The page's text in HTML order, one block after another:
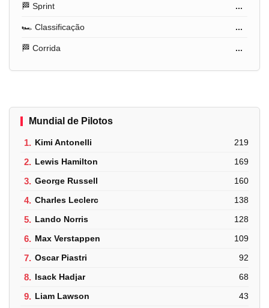
🏁 Sprint ...
🏎️ Classificação ...
🏁 Corrida ...
Mundial de Pilotos
1. Kimi Antonelli 219
2. Lewis Hamilton 169
3. George Russell 160
4. Charles Leclerc 138
5. Lando Norris 128
6. Max Verstappen 109
7. Oscar Piastri 92
8. Isack Hadjar 68
9. Liam Lawson 43